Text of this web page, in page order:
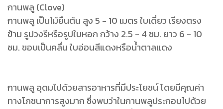
กานพลู (Clove)
กานพลู เป็นไม้ยืนต้น สูง 5 - 10 เมตร ใบเดี่ยว เรียงตรง
ข้าม รูปวงรีหรือรูปใบหอก กว้าง 2.5 - 4 ซม. ยาว 6 - 10
ซม. ขอบเป็นคลื่น ใบอ่อนสีแดงหรือน้ำตาลแดง
กานพลู อุดมไปด้วยสารอาหารที่มีประโยชน์ โดยมีคุณค่า
ทางโภชนาการสูงมาก ซึ่งพบว่าในกานพลูประกอบไปด้วย